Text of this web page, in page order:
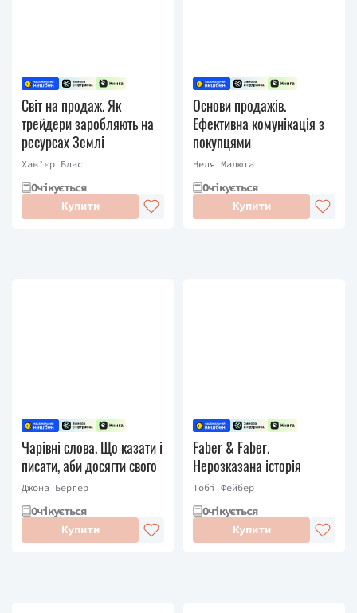
Світ на продаж. Як
трейдери заробляють на
ресурсах Землі
Хав’єр Блас
Очікується
Купити
Основи продажів.
Ефективна комунікація з
покупцями
Неля Малюта
Очікується
Купити
Чарівні слова. Що казати і
писати, аби досягти свого
Джона Берґер
Очікується
Купити
Faber & Faber.
Нерозказана історія
Тобі Фейбер
Очікується
Купити